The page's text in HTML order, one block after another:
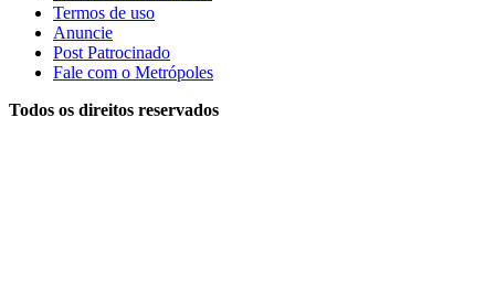
Termos de uso
Anuncie
Post Patrocinado
Fale com o Metrópoles
Todos os direitos reservados